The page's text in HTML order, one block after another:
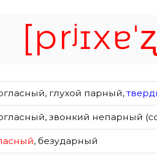
, глухой парный,
, звонкий непарный
, безударный